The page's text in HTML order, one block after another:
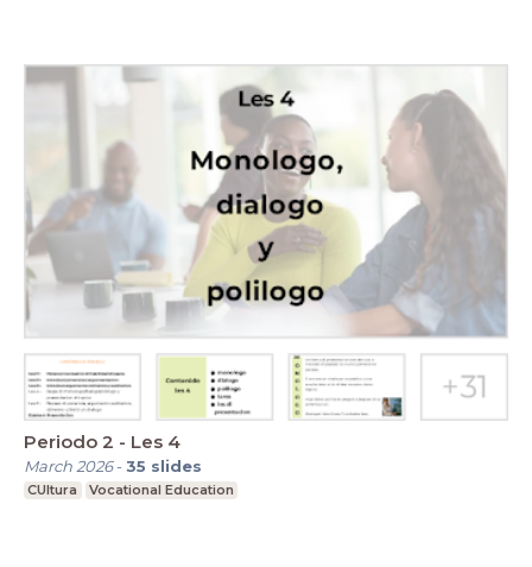
Periodo 2 - Les 4
March 2026-35 slides
CUltura Vocational Education